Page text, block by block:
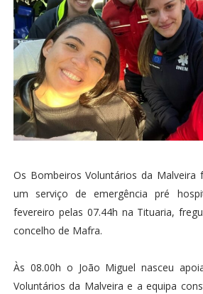
Os Bombeiros Voluntários da Malveira
um serviço de emergência pré
fevereiro pelas 07.44h na Tituaria,
concelho de Mafra.
Às 08.00h o João Miguel nasceu
Voluntários da Malveira e a equipa